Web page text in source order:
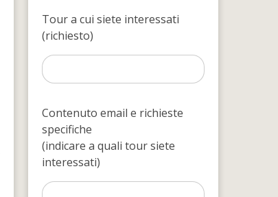
Tour a cui siete interessati
(richiesto)
Contenuto email e richieste
specifiche
(indicare a quali tour siete
interessati)